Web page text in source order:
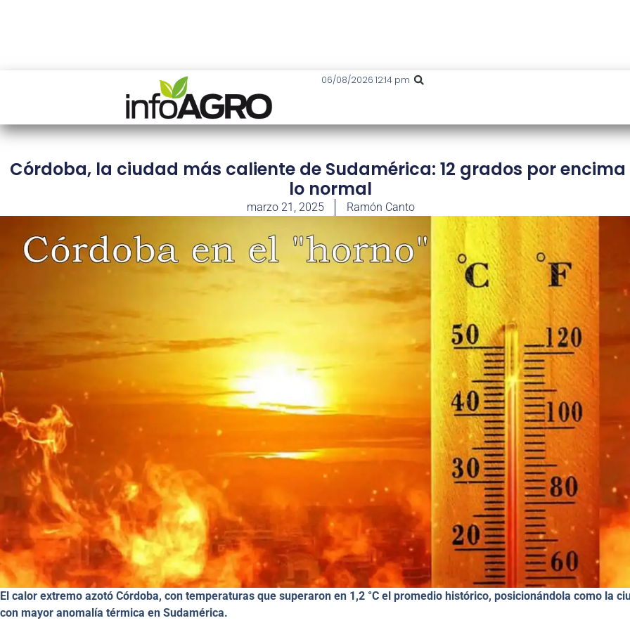
06/08/2026 12:14 pm
Córdoba, la ciudad más caliente de Sudamérica: 12 grados por encima
lo normal
marzo 21, 2025 Ramón Canto
El calor extremo azotó Córdoba, con temperaturas que superaron en 1,2 °C el promedio histórico, posicionándola como la
con mayor anomalía térmica en Sudamérica.